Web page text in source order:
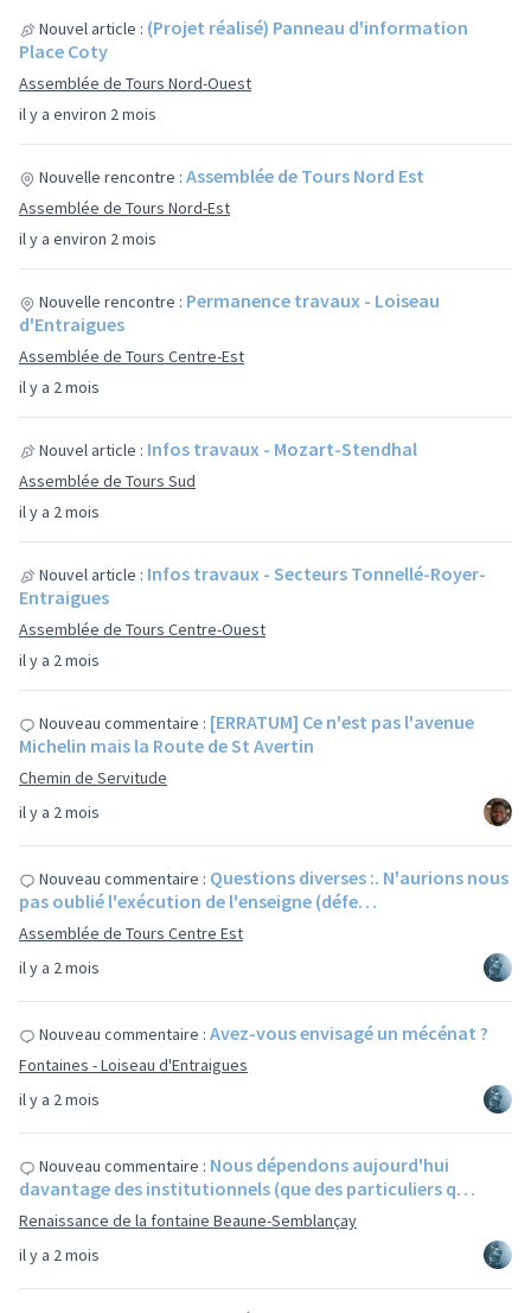
il y a environ 2 mois
Nouvel article : (Projet réalisé) Panneau d'information
Place Coty
Assemblée de Tours Nord-Ouest
il y a environ 2 mois
Nouvelle rencontre : Assemblée de Tours Nord Est
Assemblée de Tours Nord-Est
il y a 2 mois
Nouvelle rencontre : Permanence travaux - Loiseau
d'Entraigues
Assemblée de Tours Centre-Est
il y a 2 mois
Nouvel article : Infos travaux - Mozart-Stendhal
Assemblée de Tours Sud
il y a 2 mois
Nouvel article : Infos travaux - Secteurs Tonnellé-Royer-
Entraigues
Assemblée de Tours Centre-Ouest
il y a 2 mois
Nouveau commentaire : [ERRATUM] Ce n'est pas l'avenue
Michelin mais la Route de St Avertin
Chemin de Servitude
il y a 2 mois
Nouveau commentaire : Questions diverses :. N'aurions nous
pas oublié l'exécution de l'enseigne (défe…
Assemblée de Tours Centre Est
il y a 2 mois
Nouveau commentaire : Avez-vous envisagé un mécénat ?
Fontaines - Loiseau d'Entraigues
il y a 2 mois
Nouveau commentaire : Nous dépendons aujourd'hui
davantage des institutionnels (que des particuliers q…
Renaissance de la fontaine Beaune-Semblançay